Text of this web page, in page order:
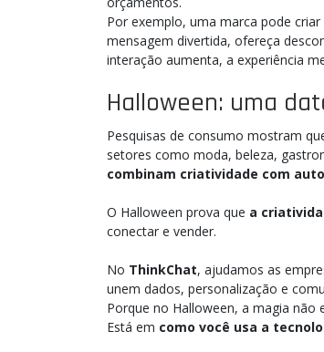
Por exemplo, uma marca pode criar
mensagem divertida, ofereça
interação aumenta, a experiência
Halloween: uma
Pesquisas de consumo mostram
setores como moda, beleza,
combinam criatividade com
O Halloween prova que a
conectar e vender.
No ThinkChat, ajudamos as
unem dados, personalização e
Porque no Halloween, a magia não
Está em como você usa a